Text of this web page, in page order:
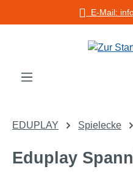
Zum Hauptinhalt springen
E-Mail:
EDUPLAY Spielecke
Eduplay